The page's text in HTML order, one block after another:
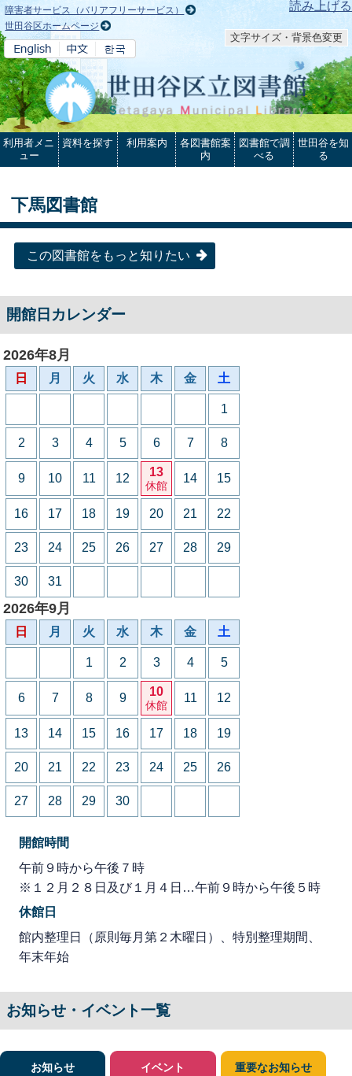
本文へ 読み上げる
障害者サービス（バリアフリーサービス）
世田谷区ホームページ
文字サイズ・背景色変更
利用者メニ
ュー
資料を探す 利用案内
各図書館案
内
図書館で調
べる
世田谷を知
る
下馬図書館
この図書館をもっと知りたい
開館日カレンダー
2026年8月
日 月 火 水 木 金 土
1
2 3 4 5 6 7 8
9 10 11 12 13
休館
14 15
16 17 18 19 20 21 22
23 24 25 26 27 28 29
30 31
2026年9月
日 月 火 水 木 金 土
1 2 3 4 5
6 7 8 9 10
休館
11 12
13 14 15 16 17 18 19
20 21 22 23 24 25 26
27 28 29 30
開館時間
午前９時から午後７時
※１２月２８日及び１月４日…午前９時から午後５時
休館日
館内整理日（原則毎月第２木曜日）、特別整理期間、
年末年始
お知らせ・イベント一覧
お知らせ イベント 重要なお知らせ